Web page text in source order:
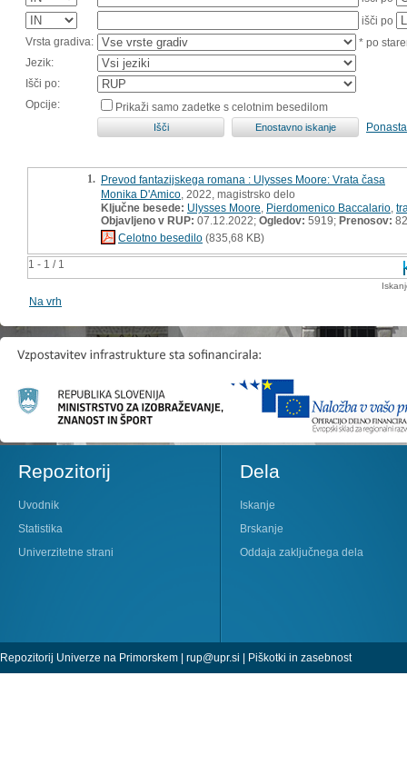
išči po
Vrsta gradiva:
* po
Jezik:
Išči po:
Opcije:
Prikaži samo zadetke s celotnim besedilom
1 - 1 / 1
1. Prevod fantazijskega romana : Ulysses Moore: Vrata časa
Monika D'Amico , 2022, magistrsko delo
Ključne besede: Ulysses Moore Pierdomenico Baccalario
Objavljeno v RUP: 07.12.2022; Ogledov: 5919; Prenosov: 82
Celotno besedilo (835,68 KB)
Na vrh
Repozitorij
Uvodnik
Statistika
Univerzitetne strani
Dela
Iskanje
Brskanje
Oddaja zaključnega dela
Repozitorij Univerze na Primorskem | rup@upr.si | Piškotki in zasebnost